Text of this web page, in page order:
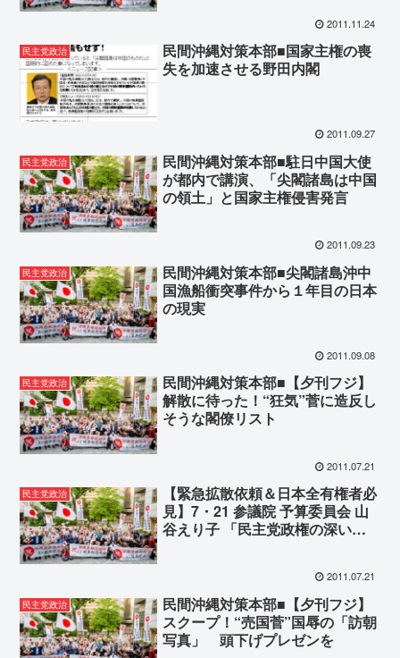
2011.11.24
民主党政治
民間沖縄対策本部■国家主権の喪
失を加速させる野田内閣
2011.09.27
民主党政治
民間沖縄対策本部■駐日中国大使
が都内で講演、「尖閣諸島は中国
の領土」と国家主権侵害発言
2011.09.23
民主党政治
民間沖縄対策本部■尖閣諸島沖中
国漁船衝突事件から１年目の日本
の現実
2011.09.08
民主党政治
民間沖縄対策本部■【夕刊フジ】
解散に待った！“狂気”菅に造反し
そうな閣僚リスト
2011.07.21
民主党政治
【緊急拡散依頼＆日本全有権者必
見】7・21 参議院 予算委員会 山
谷えり子 「民主党政権の深い
2011.07.21
民主党政治
民間沖縄対策本部■【夕刊フジ】
スクープ！“売国菅”国辱の「訪朝
写真」 頭下げプレゼンを